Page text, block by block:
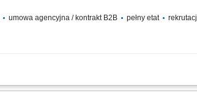
umowa agencyjna / kontrakt B2B pełny etat
własnego portfela klientów; Doradztwo w zakresie